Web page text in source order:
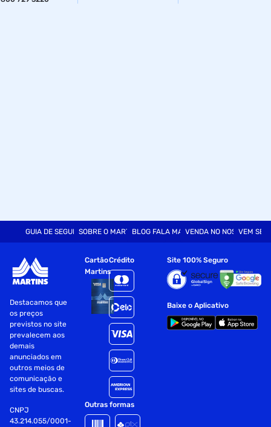
GUIA DE SEGURANÇASOBRE O MARTINSBLOG FALA MARTVENDA NO NOSSO SITE
VEM SER
Destacamos que
os preços
previstos no site
prevalecem aos
demais
anunciados em
outros meios de
comunicação e
sites de buscas.
CNPJ
43.214.055/0001-
Cartão
Martins
Crédito
Outras formas
Site 100% Seguro
Baixe o Aplicativo